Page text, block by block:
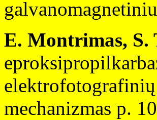
E. Montrimas, S.
mechanizmas p.